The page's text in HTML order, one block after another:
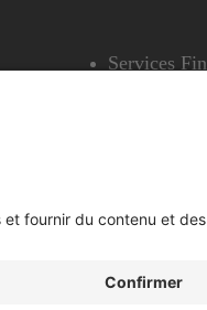
Services